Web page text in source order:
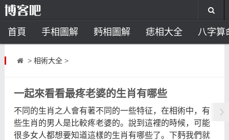
首頁 手相圖解 麪相圖解 痣相大全 八字算
風水開運 助運飾品
> 相術大全>
一起來看看最疼老婆的生肖有哪些
不同的生肖之人會有著不同的一些特征，在相術中，有
些生肖的男人是比較疼老婆的。說到這裡的時候，可能
很多女人都想要知道這樣的生肖有哪些了。下麪我們就